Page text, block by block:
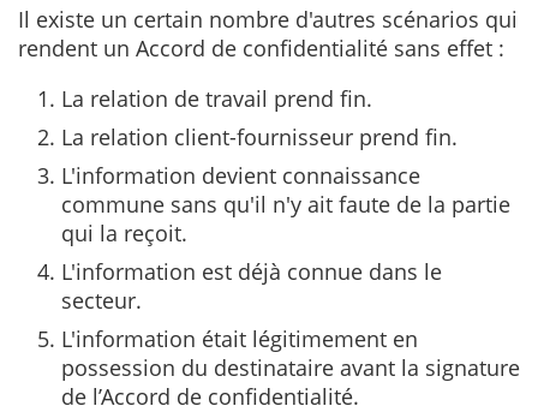
Il existe un certain nombre d'autres scénarios qui
rendent un Accord de confidentialité sans effet :
La relation de travail prend fin.
La relation client-fournisseur prend fin.
L'information devient connaissance
commune sans qu'il n'y ait faute de la partie
qui la reçoit.
L'information est déjà connue dans le
secteur.
L'information était légitimement en
possession du destinataire avant la signature
de l’Accord de confidentialité.